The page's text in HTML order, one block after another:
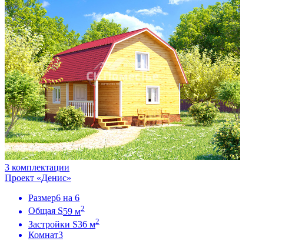
3 комплектации
Проект «Денис»
Размер6 на 6
Общая S59 м2
Застройки S36 м2
Комнат3